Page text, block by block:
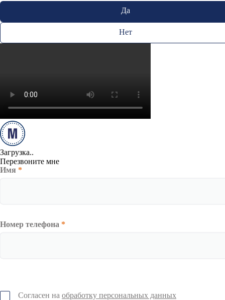
Да
Нет
Загрузка..
Перезвоните мне
Имя *
Номер телефона *
Согласен на обработку персональных данных